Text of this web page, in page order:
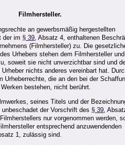
Filmhersteller.
an gewerbsmäßig hergestellten
der im § 39 , Absatz 4, enthaltenen
(Filmhersteller) zu. Die
Urhebers stehen dem Filmhersteller
soweit sie nicht unverzichtbar sind und
nichts anderes vereinbart hat.
Urheberrechte, die an den bei der
bestehen, nicht berührt.
seines Titels und der
der Vorschrift des § 39 ,
nur vorgenommen werden,
entsprechend anzuwendenden
1, zulässig sind.